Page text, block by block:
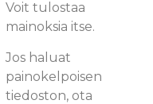
Voit tulostaa
mainoksia itse.
Jos haluat
painokelpoisen
tiedoston, ota